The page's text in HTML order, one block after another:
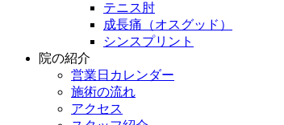
テニス肘
成長痛（オスグッド）
シンスプリント
院の紹介
営業日カレンダー
施術の流れ
アクセス